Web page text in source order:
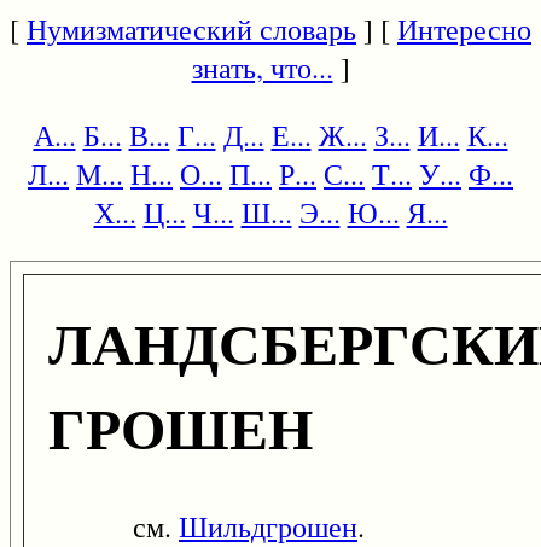
[Нумизматический словарь] [Интересно
знать, что... ]
А... Б... В... Г... Д... Е... Ж... З... И... К...
Л... М... Н... О... П... Р... С... Т... У... Ф...
Х... Ц... Ч... Ш... Э... Ю... Я...
ГРОШЕН
см. Шильдгрошен.